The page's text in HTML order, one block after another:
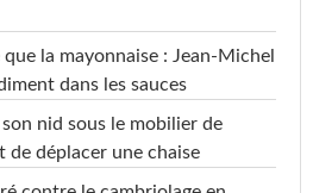
la mayonnaise : Jean-Michel
dans les sauces
nid sous le mobilier de
déplacer une chaise